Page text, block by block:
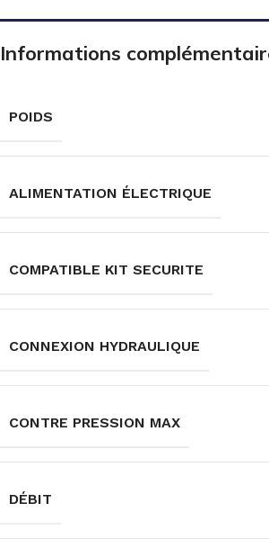
Informations
POIDS
ALIMENTATION ÉLECTRIQUE
COMPATIBLE KIT SECURITE
CONNEXION HYDRAULIQUE
CONTRE PRESSION MAX
DÉBIT